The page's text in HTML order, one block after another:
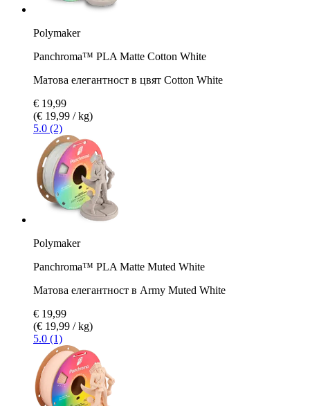
Polymaker
Panchroma™ PLA Matte Cotton White
Матова елегантност в цвят Cotton White
€ 19,99
(€ 19,99 / kg)
5.0 (2)
Polymaker
Panchroma™ PLA Matte Muted White
Матова елегантност в Army Muted White
€ 19,99
(€ 19,99 / kg)
5.0 (1)